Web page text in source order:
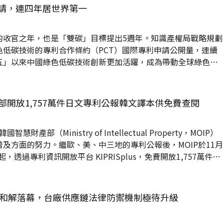
美智權集團的創辦人，也是台灣第一批取得美國專利代理人
讓他在智權領域樹立了堅實的專業基礎，也為集團奠定了國
，連四年居世界第一
官之年，也是「雙碳」目標提出5週年。知識產權局戰略規劃
碳技術的專利合作條約（PCT）國際專利申請公開量，連續
以來中國綠色低碳技術創新更加活躍，成為帶動全球綠色低
年的兩倍，年平均成長19.2%。中國在清潔能源、儲能領域
發明專利授權成長最快，較去年成長速度分別達34.9%和32.8%。 從創新主...
開放1,757萬件日文專利公報韓文譯本供免費查閱
國智慧財產部（Ministry of Intellectual Property，MOIP）
方面的努力。繼歐、美、中三地的專利公報後，MOIP於11月
，透過專利資訊開放平台 KIPRISplus，免費開放1,757萬件日
礙地查閱主要國家發布的專利技術資訊。 AI 助力，1757萬件
解落幕，台廠供應鏈法律防禦機制極待升級